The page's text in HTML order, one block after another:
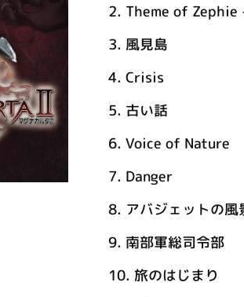
2. Theme of
3. 風見島
4. Crisis
5. 古い話
6. Voice of Nature
7. Danger
8. アバジェットの風
9. 南部軍総司令部
10. 旅のはじまり